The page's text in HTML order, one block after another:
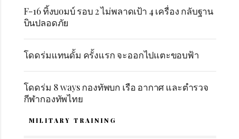
F-16 ทิ้งบoมบ์ รอบ 2 ไม่พลาดเป้า 4 เครื่อง กลับฐาน
บินปลอดภัย
โดดร่มแทนดั้ม ครั้งแรก จะออกไปแตะขอบฟ้า
โดดร่ม 8 ways กองทัพบก เรือ อากาศ และตำรวจ
กีฬากองทัพไทย
MILITARY TRAINING